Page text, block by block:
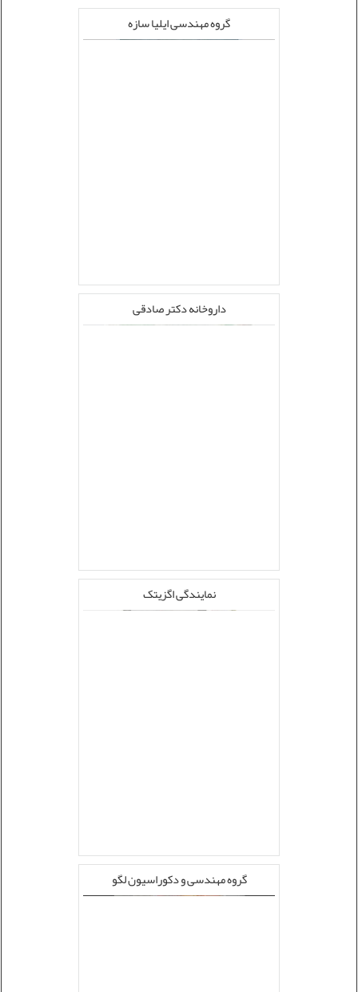
گروه مهندسی ایلیا سازه
داروخانه دکتر صادقی
نمایندگی اگزیتک
گروه مهندسی و دکوراسیون لگو